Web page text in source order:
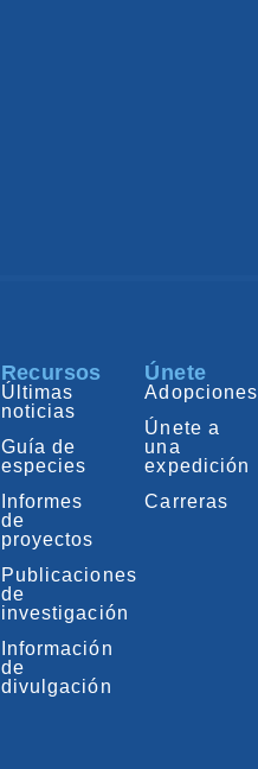
Recursos
Últimas
noticias
Guía de
especies
Informes
de
proyectos
Publicaciones
de
investigación
Información
de
divulgación
Únete
Adopciones
Únete a
una
expedición
Carreras